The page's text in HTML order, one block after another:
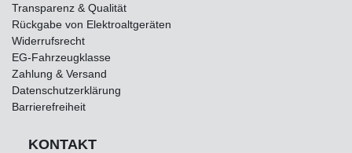
Transparenz & Qualität
Rückgabe von Elektroaltgeräten
Widerrufsrecht
EG-Fahrzeugklasse
Zahlung & Versand
Datenschutzerklärung
Barrierefreiheit
KONTAKT